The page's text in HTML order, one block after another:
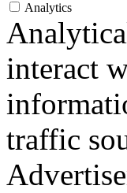
Analytics
interact
traffic